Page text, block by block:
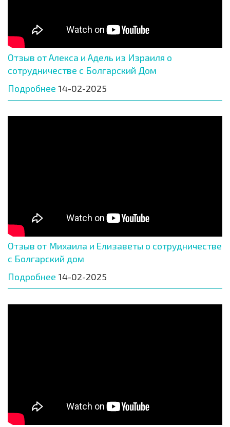
Отзыв от Алекса и Адель из Израиля о
сотрудничестве с Болгарский Дом
Подробнее 14-02-2025
Отзыв от Михаила и Елизаветы о сотрудничестве
с Болгарский дом
Подробнее 14-02-2025